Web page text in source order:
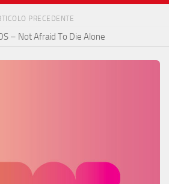
PRECEDENTE
– Not Afraid To Die Alone